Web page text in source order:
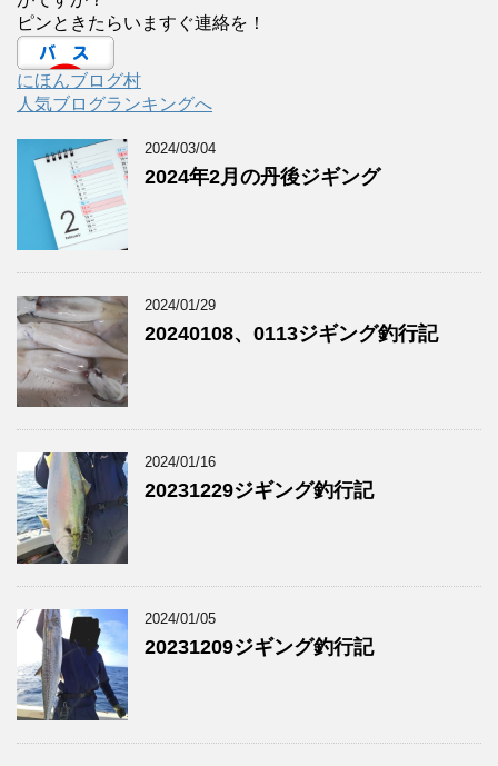
ピンときたらいますぐ連絡を！
にほんブログ村
人気ブログランキングへ
2024/03/04
2024年2月の丹後ジギング
2024/01/29
20240108、0113ジギング釣行記
2024/01/16
20231229ジギング釣行記
2024/01/05
20231209ジギング釣行記